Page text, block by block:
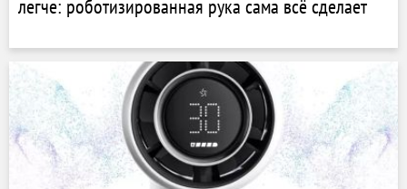
легче: роботизированная рука сама всё сделает